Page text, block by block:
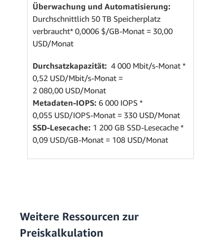
Überwachung und Automatisierung:
Durchschnittlich 50 TB Speicherplatz
verbraucht* 0,0006 $/GB-Monat = 30,00
USD/Monat
Durchsatzkapazität: 4 000 Mbit/s-Monat *
0,52 USD/Mbit/s-Monat =
2 080,00 USD/Monat
Metadaten-IOPS: 6 000 IOPS *
0,055 USD/IOPS-Monat = 330 USD/Monat
SSD-Lesecache: 1 200 GB SSD-Lesecache *
0,09 USD/GB-Monat = 108 USD/Monat
Weitere Ressourcen zur
Preiskalkulation